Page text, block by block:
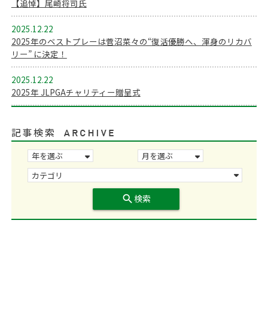
【追悼】尾崎将司氏
2025.12.22
2025年のベストプレーは菅沼菜々の“復活優勝へ、渾身のリカバ
リー” に決定！
2025.12.22
2025年 JLPGAチャリティー贈呈式
記事検索
search 検索